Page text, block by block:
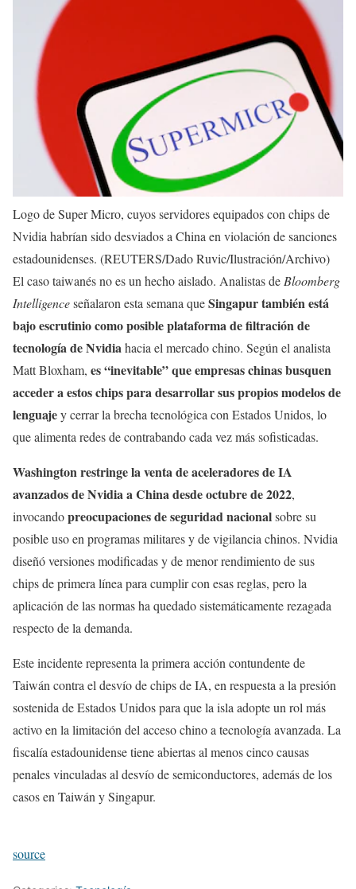
Logo de Super Micro, cuyos servidores equipados con chips de
Nvidia habrían sido desviados a China en violación de sanciones
estadounidenses. (REUTERS/Dado Ruvic/Ilustración/Archivo)
El caso taiwanés no es un hecho aislado. Analistas deBloomberg
Intelligenceseñalaron esta semana queSingapur también está
bajo escrutinio como posible plataforma de filtración de
tecnología de Nvidiahacia el mercado chino. Según el analista
Matt Bloxham, es “inevitable” que empresas chinas busquen
acceder a estos chips para desarrollar sus propios modelos de
lenguajey cerrar la brecha tecnológica con Estados Unidos, lo
que alimenta redes de contrabando cada vez más sofisticadas.
Washington restringe la venta de aceleradores de IA
avanzados de Nvidia a China desde octubre de 2022,
invocandopreocupaciones de seguridad nacionalsobre su
posible uso en programas militares y de vigilancia chinos. Nvidia
diseñó versiones modificadas y de menor rendimiento de sus
chips de primera línea para cumplir con esas reglas, pero la
aplicación de las normas ha quedado sistemáticamente rezagada
respecto de la demanda.
Este incidente representa la primera acción contundente de
Taiwán contra el desvío de chips de IA, en respuesta a la presión
sostenida de Estados Unidos para que la isla adopte un rol más
activo en la limitación del acceso chino a tecnología avanzada. La
fiscalía estadounidense tiene abiertas al menos cinco causas
penales vinculadas al desvío de semiconductores, además de los
casos en Taiwán y Singapur.
source